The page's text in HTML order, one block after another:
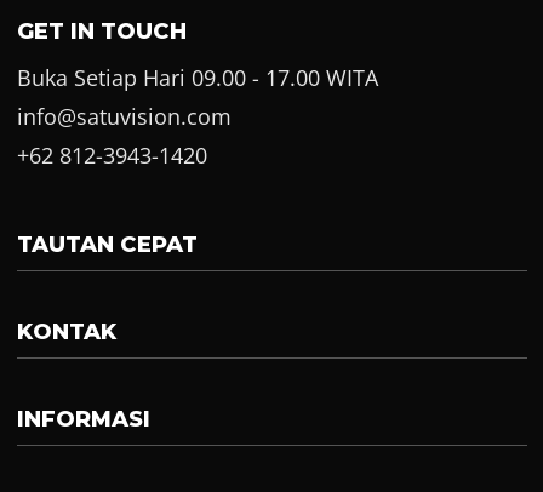
GET IN TOUCH
Buka Setiap Hari 09.00 - 17.00 WITA
info@satuvision.com
+62 812-3943-1420
TAUTAN CEPAT
KONTAK
INFORMASI